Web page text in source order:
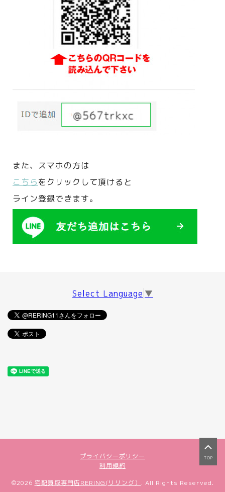
また、 スマホの方は
こちらをクリックして頂けると
ライン登録できます。
Select Language ▼
プライバシーポリシー
利用規約
TOP
©2026 宅配買取専門店RERING(リリング） . All Rights Reserved.